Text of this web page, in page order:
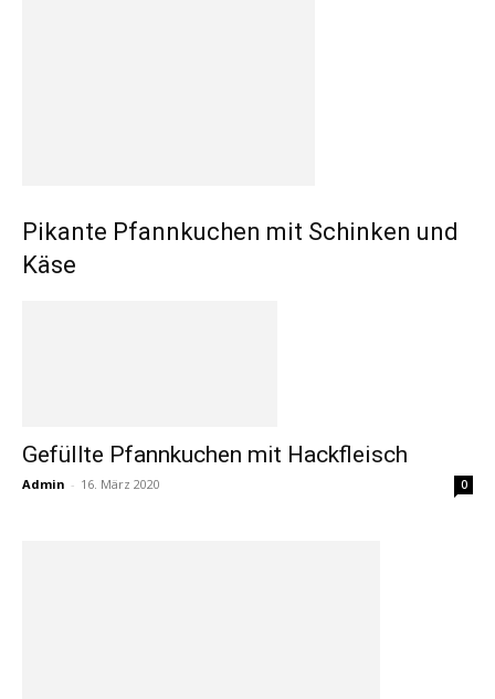
Pikante Pfannkuchen mit Schinken und
Käse
Gefüllte Pfannkuchen mit Hackfleisch
Admin - 16. März 2020 0